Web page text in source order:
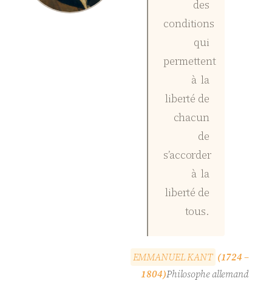
des
conditions
qui
permettent
à la
liberté de
chacun
de
s’accorder
à la
liberté de
tous.
EMMANUELKANT (1724 –
1804)Philosophe allemand